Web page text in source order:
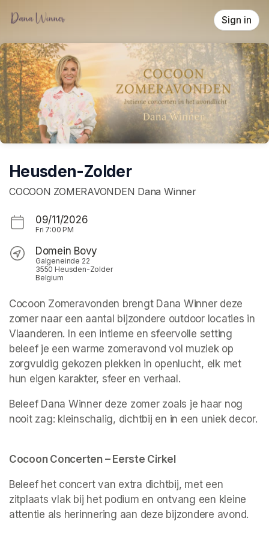
Sign in
Heusden-Zolder
COCOON ZOMERAVONDEN Dana Winner
09/11/2026
Fri 7:00 PM
Domein Bovy
Galgeneinde 22
3550 Heusden-Zolder
Belgium
Cocoon Zomeravonden brengt Dana Winner deze
zomer naar een aantal bijzondere outdoor locaties in
Vlaanderen. In een intieme en sfeervolle setting
beleef je een warme zomeravond vol muziek op
zorgvuldig gekozen plekken in openlucht, elk met
hun eigen karakter, sfeer en verhaal.
Beleef Dana Winner deze zomer zoals je haar nog
Cocoon Concerten – Eerste Cirkel
Beleef het concert van extra dichtbij, met een
zitplaats vlak bij het podium en ontvang een kleine
attentie als herinnering aan deze bijzondere avond.